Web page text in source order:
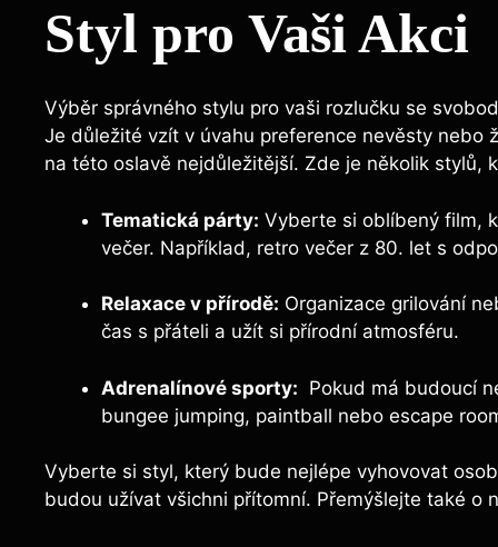
Styl pro ‌Vaši Akci
Výběr správného ​stylu pro vaši ‌rozlučku se
Je‍ důležité vzít ​v úvahu preference nevěsty nebo
na této ⁣oslavě nejdůležitější. Zde je​ několik ​stylů,
Tematická párty: Vyberte si ‍oblíbený film,
večer. Například, ‍retro večer z 80. ⁣let s
Relaxace v přírodě: Organizace grilování‌
‌čas s ⁤přáteli a užít si přírodní atmosféru.
Adrenalínové sporty:
Pokud má budoucí
⁤bungee jumping, paintball nebo escape
Vyberte si ‍styl, který bude ‌nejlépe vyhovovat
budou užívat ​všichni⁣ přítomní. ⁣Přemýšlejte také o